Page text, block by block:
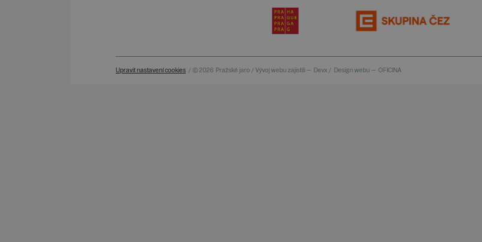
Upravit nastavení cookies / © 2026 Pražské jaro / Vývoj webu zajistili — Devx / Design webu — OFICINA